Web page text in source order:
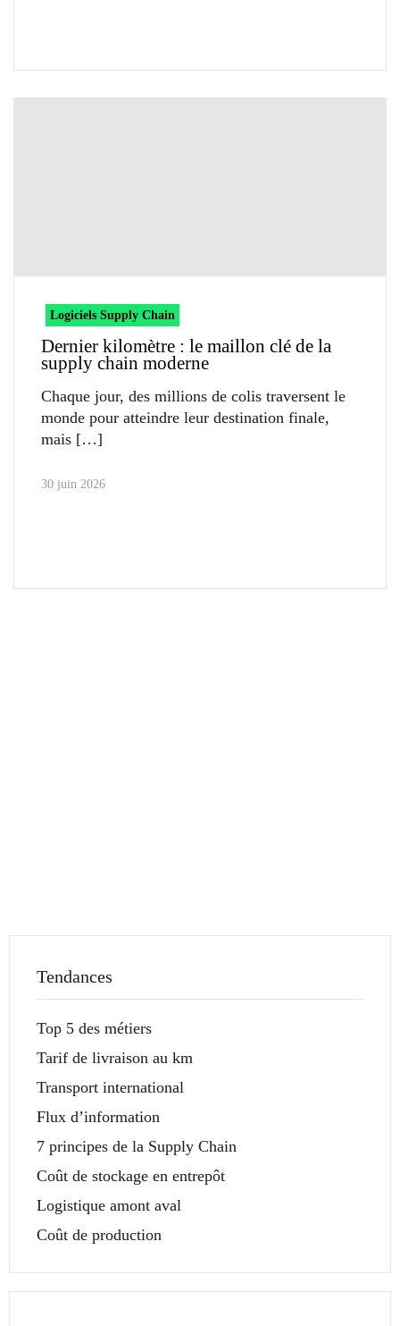
Logiciels Supply Chain
Dernier kilomètre : le maillon clé de la
supply chain moderne
Chaque jour, des millions de colis traversent le
monde pour atteindre leur destination finale,
mais
30 juin 2026
Tendances
Top 5 des métiers
Tarif de livraison au km
Transport international
Flux d’information
7 principes de la Supply Chain
Coût de stockage en entrepôt
Logistique amont aval
Coût de production